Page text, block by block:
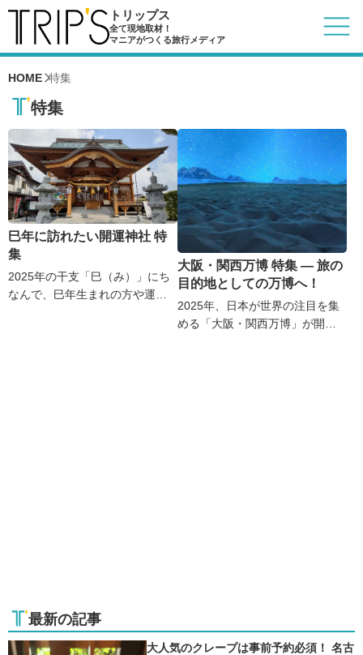
トリップス
全て現地取材！
マニアがつくる旅行メディア
HOME 特集
特集
巳年に訪れたい開運神社 特
集
2025年の干支「巳（み）」にち
なんで、巳年生まれの方や運気
大阪・関西万博 特集 ― 旅の
目的地としての万博へ！
2025年、日本が世界の注目を集
める「大阪・関西万博」が開
最新の記事
大人気のクレープは事前予約必須！ 名古